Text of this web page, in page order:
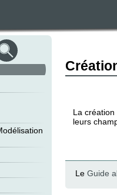
La
leurs
Le Guide
défilement